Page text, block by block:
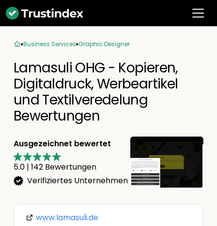
Business Services Graphic Designer
Lamasuli OHG - Kopieren,
Digitaldruck, Werbeartikel
und Textilveredelung
Bewertungen
Ausgezeichnet bewertet
5.0 | 142 Bewertungen
Verifiziertes Unternehmen
www.lamasuli.de